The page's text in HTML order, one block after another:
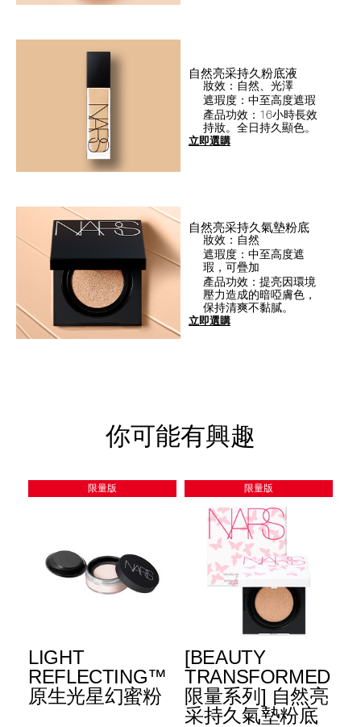
自然亮采持久粉底液
妝效：自然、光澤
遮瑕度：中至高度遮瑕
產品功效：16小時長效
持妝。全日持久顯色。
立即選購
自然亮采持久氣墊粉底
妝效：自然
遮瑕度：中至高度遮
瑕，可疊加
產品功效：提亮因環境
壓力造成的暗啞膚色，
保持清爽不黏膩。
立即選購
你可能有興趣
限量版
LIGHT
REFLECTING™
原生光星幻蜜粉
限量版
[BEAUTY
TRANSFORMED
限量系列] 自然亮
采持久氣墊粉底